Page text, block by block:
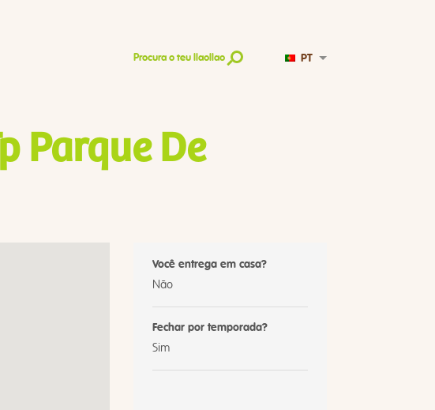
Procura o teu llaollao PT
Parque De
Você entrega em casa?
Não
Fechar por temporada?
Sim